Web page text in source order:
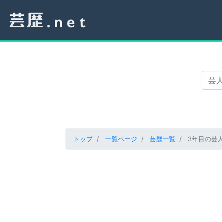
トップ 一覧ページ 芸歴一覧 3年目の芸